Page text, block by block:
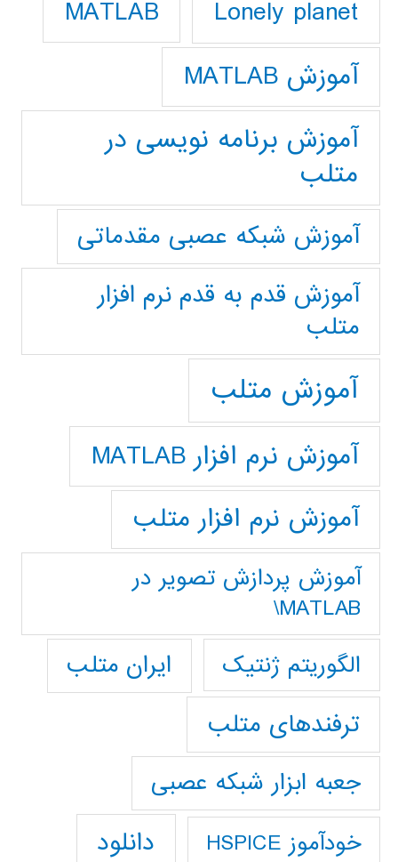
Lonely planet
MATLAB
آموزش MATLAB
آموزش برنامه نویسی در
متلب
آموزش شبکه عصبی مقدماتی
آموزش قدم به قدم نرم افزار
متلب
آموزش متلب
آموزش نرم افزار MATLAB
آموزش نرم افزار متلب
آموزش پردازش تصوير در
MATLAB\
الگوریتم ژنتیک
ایران متلب
ترفندهای متلب
جعبه ابزار شبکه عصبی
خودآموز HSPICE دانلود